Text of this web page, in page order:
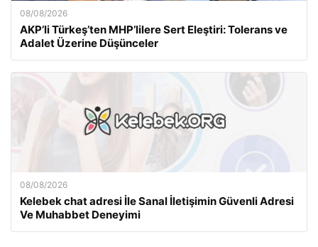
08/08/2026
AKP’li Türkeş’ten MHP’lilere Sert Eleştiri: Tolerans ve
Adalet Üzerine Düşünceler
08/08/2026
Kelebek chat adresi İle Sanal İletişimin Güvenli Adresi
Ve Muhabbet Deneyimi